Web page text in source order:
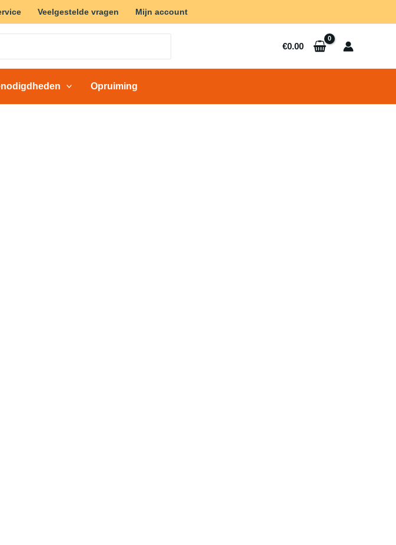
Veelgestelde vragen Mijn account
€0.00
Opruiming